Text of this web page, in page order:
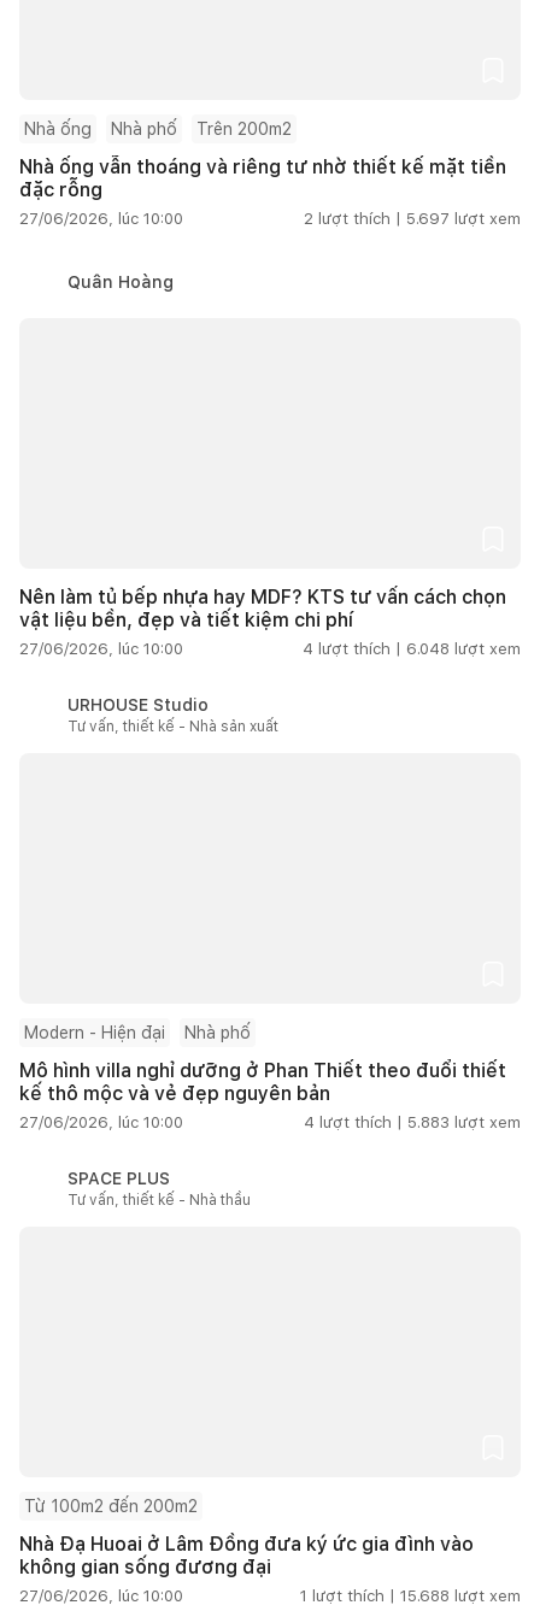
Nhà ống Nhà phố Trên 200m2
Nhà ống vẫn thoáng và riêng tư nhờ thiết kế mặt tiền
đặc rỗng
27/06/2026, lúc 10:00 2 lượt thích | 5.697 lượt xem
Quân Hoàng
Nên làm tủ bếp nhựa hay MDF? KTS tư vấn cách chọn
vật liệu bền, đẹp và tiết kiệm chi phí
27/06/2026, lúc 10:00 4 lượt thích | 6.048 lượt xem
URHOUSE Studio
Tư vấn, thiết kế - Nhà sản xuất
Modern - Hiện đại Nhà phố
Mô hình villa nghỉ dưỡng ở Phan Thiết theo đuổi thiết
kế thô mộc và vẻ đẹp nguyên bản
27/06/2026, lúc 10:00 4 lượt thích | 5.883 lượt xem
SPACE PLUS
Tư vấn, thiết kế - Nhà thầu
Từ 100m2 đến 200m2
Nhà Đạ Huoai ở Lâm Đồng đưa ký ức gia đình vào
không gian sống đương đại
27/06/2026, lúc 10:00 1 lượt thích | 15.688 lượt xem